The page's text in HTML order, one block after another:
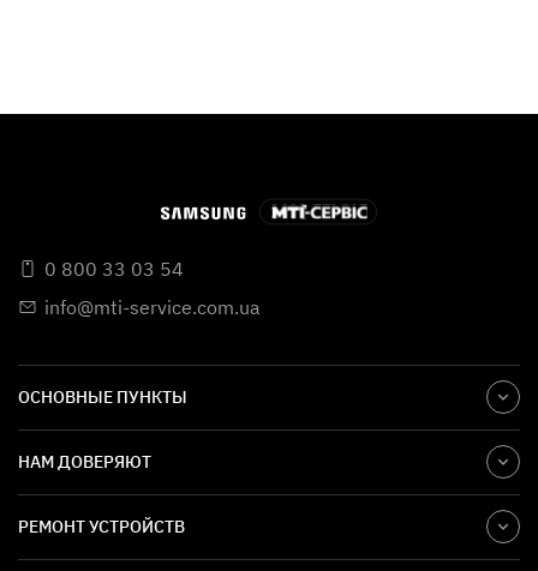
0 800 33 03 54
info@mti-service.com.ua
ОСНОВНЫЕ ПУНКТЫ
НАМ ДОВЕРЯЮТ
РЕМОНТ УСТРОЙСТВ